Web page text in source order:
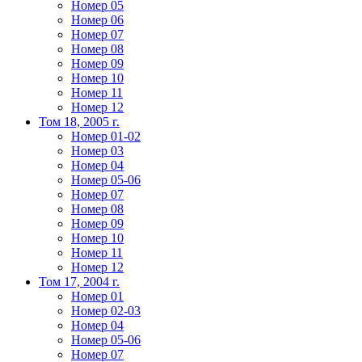
Номер 05
Номер 06
Номер 07
Номер 08
Номер 09
Номер 10
Номер 11
Номер 12
Том 18, 2005 г.
Номер 01-02
Номер 03
Номер 04
Номер 05-06
Номер 07
Номер 08
Номер 09
Номер 10
Номер 11
Номер 12
Том 17, 2004 г.
Номер 01
Номер 02-03
Номер 04
Номер 05-06
Номер 07